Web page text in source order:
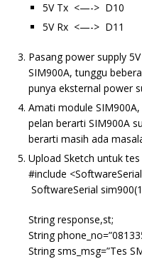
5V Tx <—-> D10
5V Rx <—-> D11
Pasang power supply
SIM900A, tunggu
punya eksternal power
Amati module
pelan berarti SIM900A
berarti masih ada
Upload Sketch untuk
#include
SoftwareSerial
String response,st;
String
String sms_msg=”Tes